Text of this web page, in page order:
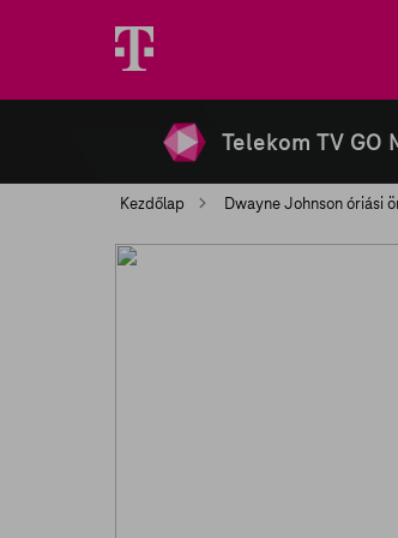
Telekom TV GO
Kezdőlap Dwayne Johnson óriási